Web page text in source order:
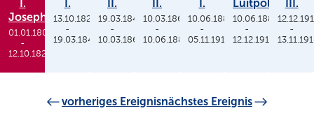
I.
Joseph
01.01.1806
-
12.10.1825
I.
13.10.1825
-
19.03.1848
II.
19.03.1848
-
10.03.1864
II.
10.03.1864
-
10.06.1886
I.
10.06.1886
-
05.11.1913
Luitpold
10.06.1886
-
12.12.1912
III.
-
vorheriges Ereignisnächstes Ereignis